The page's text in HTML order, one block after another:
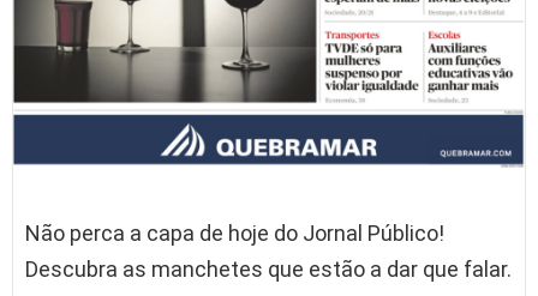
Não perca a capa de hoje do Jornal Público!
Descubra as manchetes que estão a dar que falar.